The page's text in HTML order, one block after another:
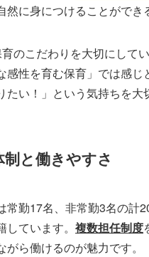
然に身につけることができ
のこだわりを大切にして
感性を育む保育」では感
たい！」という気持ちを大
と働きやすさ
常勤17名、非常勤3名の計
ています。 複数担任制度
ら働けるのが魅力です。